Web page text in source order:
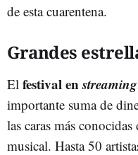
de esta cuarentena.
Grandes
El festival enstreaming
importante suma de
las caras más
musical. Hasta 50